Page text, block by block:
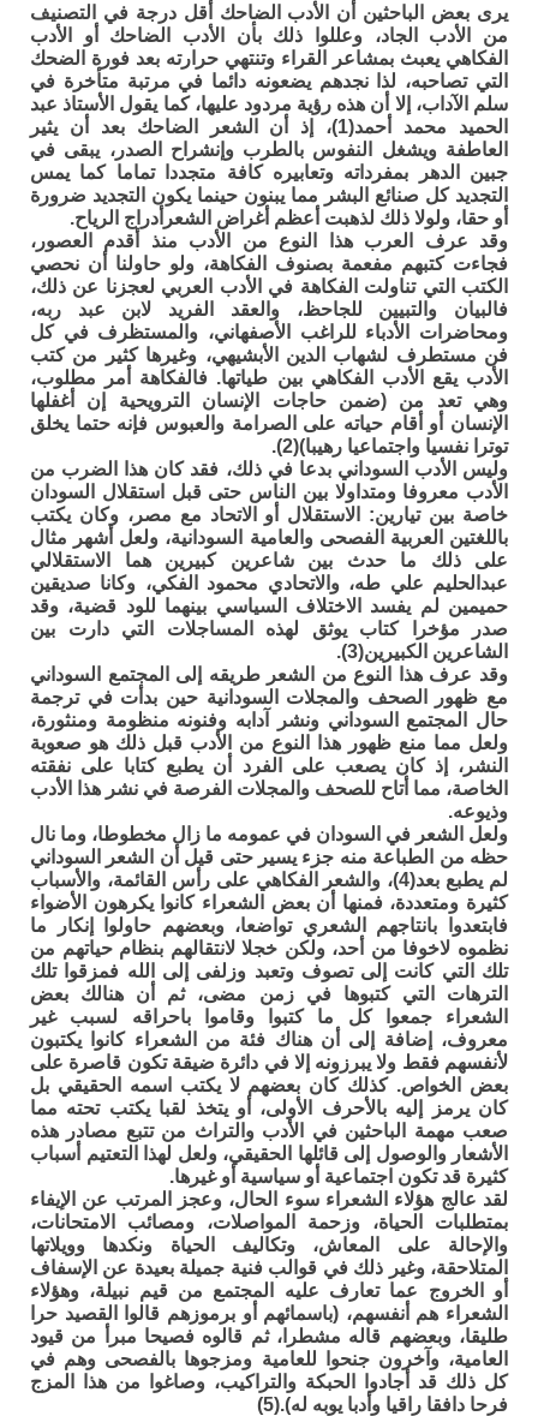
يرى بعض الباحثين أن الأدب الضاحك أقل درجة في التصنيف
من الأدب الجاد، وعللوا ذلك بأن الأدب الضاحك أو الأدب
الفكاهي يعبث بمشاعر القراء وتنتهي حرارته بعد فورة الضحك
التي تصاحبه، لذا نجدهم يضعونه دائما في مرتبة متأخرة في
سلم الآداب، إلا أن هذه رؤية مردود عليها، كما يقول الأستاذ عبد
الحميد محمد أحمد(1)، إذ أن الشعر الضاحك بعد أن يثير
العاطفة ويشغل النفوس بالطرب وإنشراح الصدر، يبقى في
جبين الدهر بمفرداته وتعابيره كافة متجددا تماما كما يمس
التجديد كل صنائع البشر مما يبنون حينما يكون التجديد ضرورة
أو حقا، ولولا ذلك لذهبت أعظم أغراض الشعرأدراج الرياح.
وقد عرف العرب هذا النوع من الأدب منذ أقدم العصور،
فجاءت كتبهم مفعمة بصنوف الفكاهة، ولو حاولنا أن نحصي
الكتب التي تناولت الفكاهة في الأدب العربي لعجزنا عن ذلك،
فالبيان والتبيين للجاحظ، والعقد الفريد لابن عبد ربه،
ومحاضرات الأدباء للراغب الأصفهاني، والمستظرف في كل
فن مستطرف لشهاب الدين الأبشيهي، وغيرها كثير من كتب
الأدب يقع الأدب الفكاهي بين طياتها. فالفكاهة أمر مطلوب،
وهي تعد من (ضمن حاجات الإنسان الترويحية إن أغفلها
الإنسان أو أقام حياته على الصرامة والعبوس فإنه حتما يخلق
توترا نفسيا واجتماعيا رهيبا)(2).
وليس الأدب السوداني بدعا في ذلك، فقد كان هذا الضرب من
الأدب معروفا ومتداولا بين الناس حتى قبل استقلال السودان
خاصة بين تيارين: الاستقلال أو الاتحاد مع مصر، وكان يكتب
باللغتين العربية الفصحى والعامية السودانية، ولعل أشهر مثال
على ذلك ما حدث بين شاعرين كبيرين هما الاستقلالي
عبدالحليم علي طه، والاتحادي محمود الفكي، وكانا صديقين
حميمين لم يفسد الاختلاف السياسي بينهما للود قضية، وقد
صدر مؤخرا كتاب يوثق لهذه المساجلات التي دارت بين
الشاعرين الكبيرين(3).
وقد عرف هذا النوع من الشعر طريقه إلى المجتمع السوداني
مع ظهور الصحف والمجلات السودانية حين بدأت في ترجمة
حال المجتمع السوداني ونشر آدابه وفنونه منظومة ومنثورة،
ولعل مما منع ظهور هذا النوع من الأدب قبل ذلك هو صعوبة
النشر، إذ كان يصعب على الفرد أن يطبع كتابا على نفقته
الخاصة، مما أتاح للصحف والمجلات الفرصة في نشر هذا الأدب
وذيوعه.
ولعل الشعر في السودان في عمومه ما زال مخطوطا، وما نال
حظه من الطباعة منه جزء يسير حتى قيل أن الشعر السوداني
لم يطبع بعد(4)، والشعر الفكاهي على رأس القائمة، والأسباب
كثيرة ومتعددة، فمنها أن بعض الشعراء كانوا يكرهون الأضواء
فابتعدوا بانتاجهم الشعري تواضعا، وبعضهم حاولوا إنكار ما
نظموه لاخوفا من أحد، ولكن خجلا لانتقالهم بنظام حياتهم من
تلك التي كانت إلى تصوف وتعبد وزلفى إلى الله فمزقوا تلك
الترهات التي كتبوها في زمن مضى، ثم أن هنالك بعض
الشعراء جمعوا كل ما كتبوا وقاموا باحراقه لسبب غير
معروف، إضافة إلى أن هناك فئة من الشعراء كانوا يكتبون
لأنفسهم فقط ولا يبرزونه إلا في دائرة ضيقة تكون قاصرة على
بعض الخواص. كذلك كان بعضهم لا يكتب اسمه الحقيقي بل
كان يرمز إليه بالأحرف الأولى، أو يتخذ لقبا يكتب تحته مما
صعب مهمة الباحثين في الأدب والتراث من تتبع مصادر هذه
الأشعار والوصول إلى قائلها الحقيقي، ولعل لهذا التعتيم أسباب
كثيرة قد تكون اجتماعية أو سياسية أو غيرها.
لقد عالج هؤلاء الشعراء سوء الحال، وعجز المرتب عن الإيفاء
بمتطلبات الحياة، وزحمة المواصلات، ومصائب الامتحانات،
والإحالة على المعاش، وتكاليف الحياة ونكدها وويلاتها
المتلاحقة، وغير ذلك في قوالب فنية جميلة بعيدة عن الإسفاف
أو الخروج عما تعارف عليه المجتمع من قيم نبيلة، وهؤلاء
الشعراء هم أنفسهم، (باسمائهم أو برموزهم قالوا القصيد حرا
طليقا، وبعضهم قاله مشطرا، ثم قالوه فصيحا مبرأ من قيود
العامية، وآخرون جنحوا للعامية ومزجوها بالفصحى وهم في
كل ذلك قد أجادوا الحبكة والتراكيب، وصاغوا من هذا المزج
فرحا دافقا راقيا وأدبا يوبه له).(5)